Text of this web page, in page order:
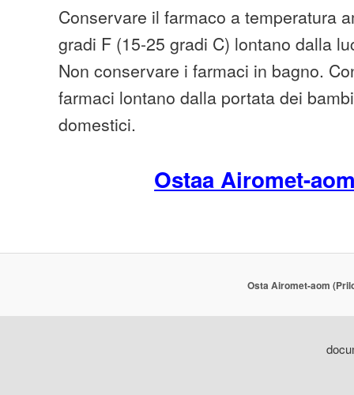
Conservare il farmaco a temperatura
gradi F (15-25 gradi C) lontano dalla
Non conservare i farmaci in bagno.
farmaci lontano dalla portata dei
domestici.
Ostaa Airomet-
Osta Airomet-aom